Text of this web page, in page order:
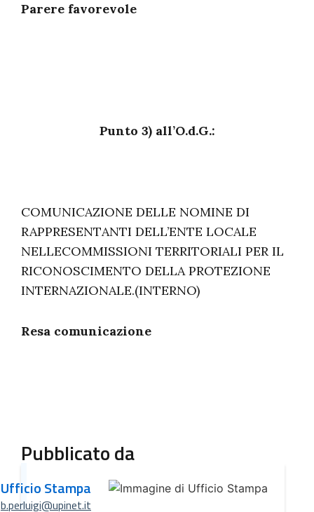
Parere favorevole
Punto 3) all’O.d.G.:
COMUNICAZIONE DELLE NOMINE DI
RAPPRESENTANTI DELL’ENTE LOCALE
NELLECOMMISSIONI TERRITORIALI PER IL
RICONOSCIMENTO DELLA PROTEZIONE
INTERNAZIONALE.(INTERNO)
Resa comunicazione
Pubblicato da
Ufficio Stampa
b.perluigi@upinet.it